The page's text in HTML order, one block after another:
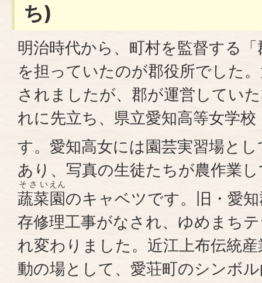
ち)
明治時代から、町村を監督する
を担っていたのが郡役所でした
されましたが、郡が運営してい
れに先立ち、県立愛知高等女学
す。愛知高女には園芸実習場とし
あり、写真の生徒たちが農作業
蔬菜
そさい
園
えん
のキャベツです。旧・愛
存修理工事がなされ、ゆめまち
れ変わりました。近江上布伝統
動の場として、愛荘町のシンボ